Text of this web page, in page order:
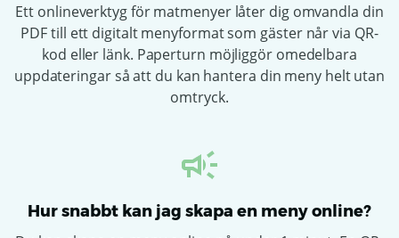
Ett onlineverktyg för matmenyer låter dig omvandla din
PDF till ett digitalt menyformat som gäster når via QR-
kod eller länk. Paperturn möjliggör omedelbara
uppdateringar så att du kan hantera din meny helt utan
omtryck.
Hur snabbt kan jag skapa en meny online?